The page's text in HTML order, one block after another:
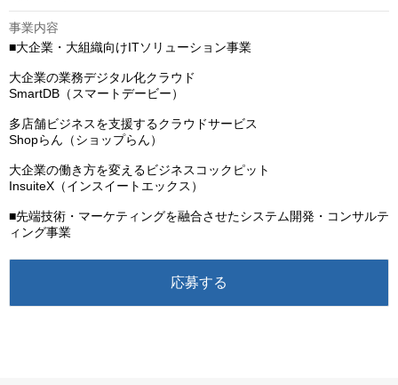
事業内容
■大企業・大組織向けITソリューション事業
大企業の業務デジタル化クラウド
SmartDB（スマートデービー）
多店舗ビジネスを支援するクラウドサービス​
Shopらん（ショップらん）
大企業の働き方を変えるビジネスコックピット
InsuiteX（インスイートエックス）
■先端技術・マーケティングを融合させたシステム開発・コンサルテ
ィング事業
応募する